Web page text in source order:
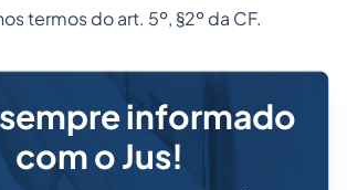
termos do art. 5º, §2º da CF.
informado
com o Jus!